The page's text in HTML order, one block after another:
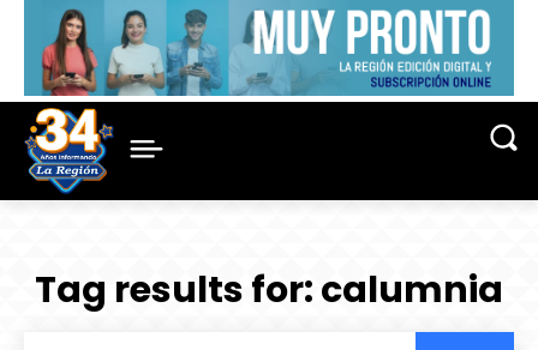
Tag results for:calumnia